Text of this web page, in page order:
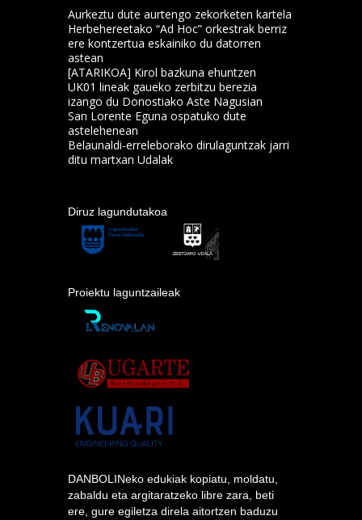
Aurkeztu dute aurtengo zekorketen kartela
Herbehereetako “Ad Hoc” orkestrak berriz
ere kontzertua eskainiko du datorren
astean
[ATARIKOA] Kirol bazkuna ehuntzen
UK01 lineak gaueko zerbitzu berezia
izango du Donostiako Aste Nagusian
San Lorente Eguna ospatuko dute
astelehenean
Belaunaldi-erreleborako dirulaguntzak jarri
ditu martxan Udalak
Diruz lagundutakoa
Proiektu laguntzaileak
DANBOLINeko edukiak kopiatu, moldatu,
zabaldu eta argitaratzeko libre zara, beti
ere, gure egiletza direla aitortzen baduzu